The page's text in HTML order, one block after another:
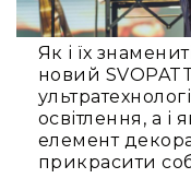
Як і їх
новий
освітлення, а
елемент
прикрасити